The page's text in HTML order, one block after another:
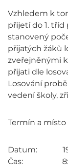
Vzhledem k
přijetí do 1. tříd
stanovený
přijatých žáků
zveřejněnými
přijati dle
Losování
vedení školy,
Termín a
Datum: 19.
Čas: